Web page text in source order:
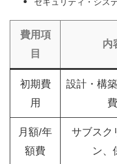
セキュリティ・シス
費用項
目
内
初期費
用
設計・構
費
月額/年
額費
サブスク
ン、